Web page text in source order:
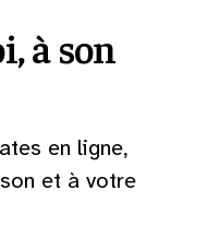
à son
en ligne,
et à votre